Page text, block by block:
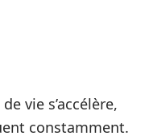
vie s’accélère,
constamment.